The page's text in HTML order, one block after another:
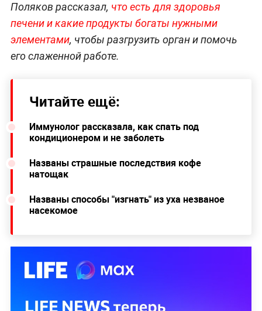
Поляков рассказал, что есть для здоровья
печени и какие продукты богаты нужными
элементами, чтобы разгрузить орган и помочь
его слаженной работе.
Читайте ещё:
Иммунолог рассказала, как спать под
кондиционером и не заболеть
Названы страшные последствия кофе
натощак
Названы способы "изгнать" из уха незваное
насекомое